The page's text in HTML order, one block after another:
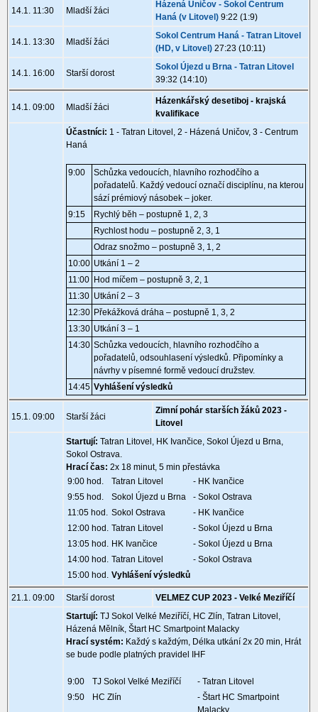
14.1. 11:30 Mladší žáci
Házená Uničov - Sokol Centrum
Haná (v Litovel) 9:22 (1:9)
14.1. 13:30 Mladší žáci
Sokol Centrum Haná - Tatran Litovel
(HD, v Litovel) 27:23 (10:11)
14.1. 16:00 Starší dorost
Sokol Újezd u Brna - Tatran Litovel
39:32 (14:10)
14.1. 09:00 Mladší žáci
Házenkářský desetiboj - krajská
kvalifikace
Účastníci: 1 - Tatran Litovel, 2 - Házená Uničov, 3 - Centrum
Haná
9:00
Schůzka vedoucích, hlavního rozhodčího a
pořadatelů. Každý vedoucí označí disciplínu, na kterou
sází prémiový násobek – joker.
9:15
Rychlý běh – postupně 1, 2, 3
Rychlost hodu – postupně 2, 3, 1
Odraz snožmo – postupně 3, 1, 2
10:00 Utkání 1 – 2
11:00 Hod míčem – postupně 3, 2, 1
11:30 Utkání 2 – 3
12:30 Překážková dráha – postupně 1, 3, 2
13:30 Utkání 3 – 1
14:30 Schůzka vedoucích, hlavního rozhodčího a
pořadatelů, odsouhlasení výsledků. Připomínky a
návrhy v písemné formě vedoucí družstev.
14:45 Vyhlášení výsledků
15.1. 09:00 Starší žáci
Zimní pohár starších žáků 2023 -
Litovel
Startují: Tatran Litovel, HK Ivančice, Sokol Újezd u Brna,
Sokol Ostrava.
Hrací čas: 2x 18 minut, 5 min přestávka
9:00 hod.
Tatran Litovel
- HK Ivančice
9:55 hod.
Sokol Újezd u Brna
- Sokol Ostrava
11:05 hod. Sokol Ostrava
- HK Ivančice
12:00 hod. Tatran Litovel
- Sokol Újezd u Brna
13:05 hod. HK Ivančice
- Sokol Újezd u Brna
14:00 hod. Tatran Litovel
- Sokol Ostrava
15:00 hod. Vyhlášení výsledků
21.1. 09:00 Starší dorost
VELMEZ CUP 2023 - Velké Meziříčí
Startují: TJ Sokol Velké Meziříčí, HC Zlín, Tatran Litovel,
Házená Mělník, Štart HC Smartpoint Malacky
Hrací systém: Každý s každým, Délka utkání 2x 20 min, Hrát
se bude podle platných pravidel IHF
9:00 TJ Sokol Velké Meziříčí
- Tatran Litovel
9:50
HC Zlín
- Štart HC Smartpoint
Malacky